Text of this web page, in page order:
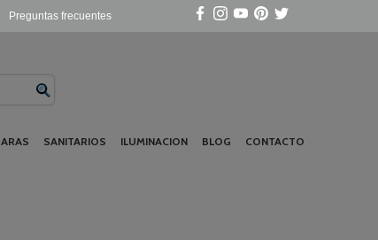
Preguntas frecuentes
SANITARIOS ILUMINACION BLOG CONTACTO